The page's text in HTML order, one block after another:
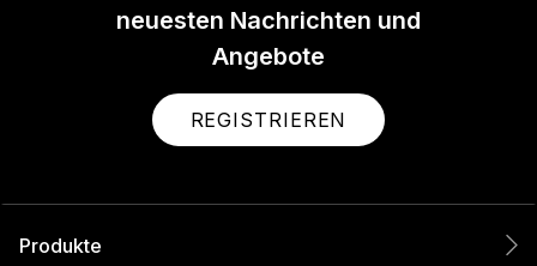
neuesten Nachrichten und
Angebote
REGISTRIEREN
Produkte